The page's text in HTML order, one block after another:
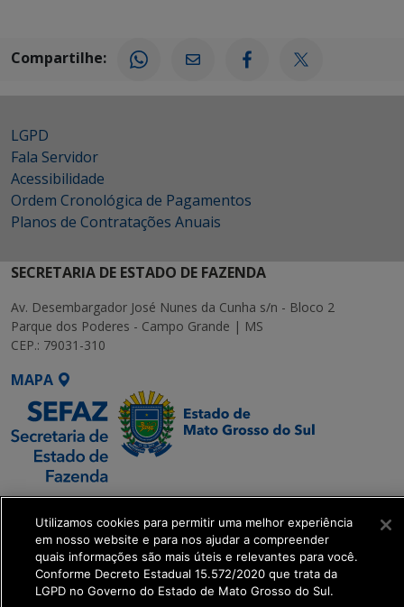
Compartilhe:
LGPD
Fala Servidor
Acessibilidade
Ordem Cronológica de Pagamentos
Planos de Contratações Anuais
SECRETARIA DE ESTADO DE FAZENDA
Av. Desembargador José Nunes da Cunha s/n - Bloco 2
Parque dos Poderes - Campo Grande | MS
CEP.: 79031-310
MAPA
SETDIG | Secretaria-
Executiva de
Transformação Digital
get_footer();
Utilizamos cookies para permitir uma melhor experiência
em nosso website e para nos ajudar a compreender
quais informações são mais úteis e relevantes para você.
Conforme Decreto Estadual 15.572/2020 que trata da
LGPD no Governo do Estado de Mato Grosso do Sul.